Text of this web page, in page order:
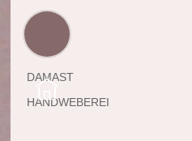
DAMAST
HANDWEBEREI